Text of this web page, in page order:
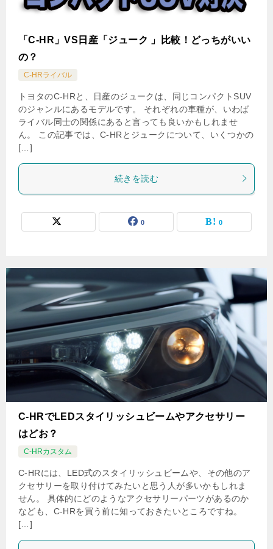
「C-HR」VS日産「ジューク 」比較！どっちがいい
の？
C-HRライバル
トヨタのC-HRと、日産のジュークは、同じコンパクトSUV
のジャンルにあるモデルです。 それぞれの車種が、いわば
ライバル同士の関係にあると言っても良いかもしれませ
ん。 この記事では、C-HRとジュークについて、いくつかの
[…]
続きを読む
0 0
C-HRでLEDスタイリッシュビームやアクセサリー
はどお？
C-HRカスタム
C-HRには、LED式のスタイリッシュビームや、その他のア
クセサリーを取り付けてみたいと思う人が多いかもしれま
せん。 具体的にどのようなアクセサリーパーツがあるのか
なども、C-HRを買う前に知っておきたいところですね。
[…]